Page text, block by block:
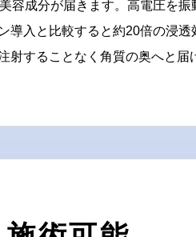
容成分が届きます。高電圧を
導入と比較すると約20倍の浸透
することなく角質の奥へと届